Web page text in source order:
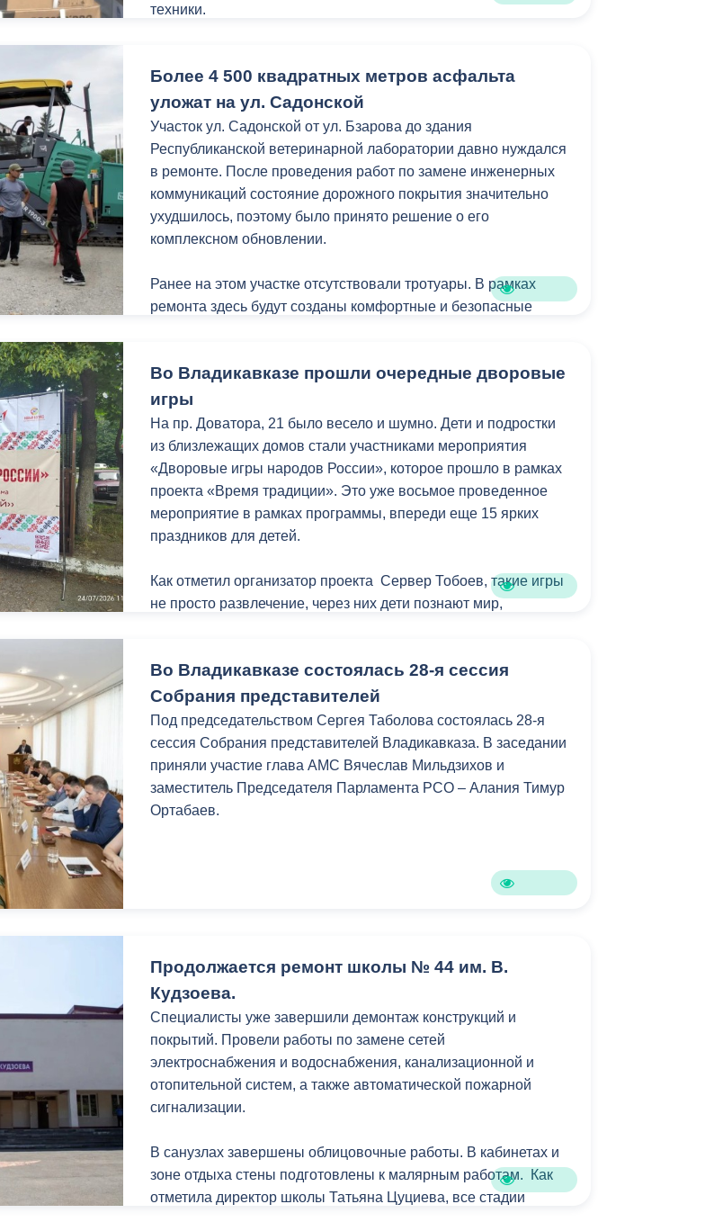
техники.
помогать нашим ребятам», - сказал Олег Габараев.
Отметим, администрация Владикавказа регулярно отправляет
на передовую грузы с оборудованием, техникой и продуктами
питания.
Более 4 500 квадратных метров асфальта
уложат на ул. Садонской
Участок ул. Садонской от ул. Бзарова до здания
Республиканской ветеринарной лаборатории давно нуждался
в ремонте. После проведения работ по замене инженерных
коммуникаций состояние дорожного покрытия значительно
ухудшилось, поэтому было принято решение о его
комплексном обновлении.
Ранее на этом участке отсутствовали тротуары. В рамках
ремонта здесь будут созданы комфортные и безопасные
В настоящее время специалисты приступили к укладке
асфальтобетонного покрытия. Общая протяженность
ремонтируемого участка превышает 400 метров, а площадь
нового асфальтового покрытия составит более 4 500
квадратных метров.
Завершить работы планируется в середине августа.
Во Владикавказе прошли очередные дворовые
игры
На пр. Доватора, 21 было весело и шумно. Дети и подростки
из близлежащих домов стали участниками мероприятия
«Дворовые игры народов России», которое прошло в рамках
проекта «Время традиции». Это уже восьмое проведенное
мероприятие в рамках программы, впереди еще 15 ярких
праздников для детей.
Как отметил организатор проекта Сервер Тобоев, такие игры
не просто развлечение, через них дети познают мир,
«Дети сейчас привязаны к телефону. Главная цель программы
отвлечь детей от гаджетов, чтобы они вышли на свежий
воздух, поиграли со своими сверстниками и пообщались. А
так как объявлен Год единства народов России, то решили
добавить игры других народов»,- отметил Сервер Тобоев.
Во Владикавказе состоялась 28-я сессия
Собрания представителей
Под председательством Сергея Таболова состоялась 28-я
сессия Собрания представителей Владикавказа. В заседании
приняли участие глава АМС Вячеслав Мильдзихов и
заместитель Председателя Парламента РСО – Алания Тимур
Ортабаев.
Продолжается ремонт школы № 44 им. В.
Кудзоева.
Специалисты уже завершили демонтаж конструкций и
покрытий. Провели работы по замене сетей
электроснабжения и водоснабжения, канализационной и
отопительной систем, а также автоматической пожарной
сигнализации.
В санузлах завершены облицовочные работы. В кабинетах и
зоне отдыха стены подготовлены к малярным работам. Как
отметила директор школы Татьяна Цуциева, все стадии